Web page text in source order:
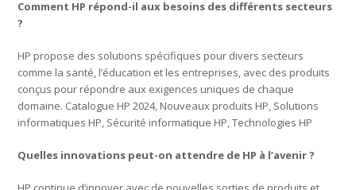
Comment HP répond-il aux besoins des différents secteurs
?
HP propose des solutions spécifiques pour divers secteurs
comme la santé, l’éducation et les entreprises, avec des produits
conçus pour répondre aux exigences uniques de chaque
domaine. Catalogue HP 2024, Nouveaux produits HP, Solutions
informatiques HP, Sécurité informatique HP, Technologies HP
Quelles innovations peut-on attendre de HP à l’avenir ?